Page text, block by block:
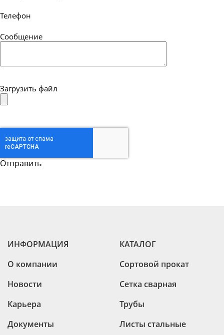
Телефон
Сообщение
Загрузить файл
ИНФОРМАЦИЯ
О компании
Новости
Карьера
Документы
КАТАЛОГ
Сортовой прокат
Сетка сварная
Трубы
Листы стальные